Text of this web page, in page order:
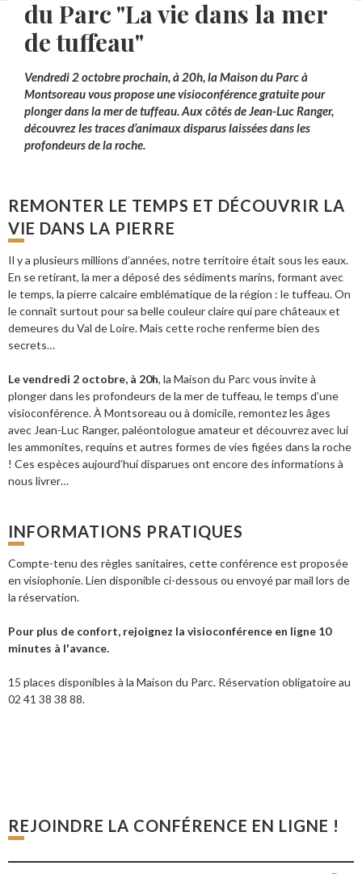
du Parc "La vie dans la mer
de tuffeau"
Vendredi 2 octobre prochain, à 20h, la Maison du Parc à
Montsoreau vous propose une visioconférence gratuite pour
plonger dans la mer de tuffeau. Aux côtés de Jean-Luc Ranger,
découvrez les traces d’animaux disparus laissées dans les
profondeurs de la roche.
REMONTER LE TEMPS ET DÉCOUVRIR LA
VIE DANS LA PIERRE
Il y a plusieurs millions d’années, notre territoire était sous les eaux.
En se retirant, la mer a déposé des sédiments marins, formant avec
le temps, la pierre calcaire emblématique de la région : le tuffeau. On
le connaît surtout pour sa belle couleur claire qui pare châteaux et
demeures du Val de Loire. Mais cette roche renferme bien des
secrets…
Le vendredi 2 octobre, à 20h, la Maison du Parc vous invite à
plonger dans les profondeurs de la mer de tuffeau, le temps d’une
visioconférence. À Montsoreau ou à domicile, remontez les âges
avec Jean-Luc Ranger, paléontologue amateur et découvrez avec lui
les ammonites, requins et autres formes de vies figées dans la roche
! Ces espèces aujourd’hui disparues ont encore des informations à
nous livrer…
INFORMATIONS PRATIQUES
Compte-tenu des règles sanitaires, cette conférence est proposée
en visiophonie. Lien disponible ci-dessous ou envoyé par mail lors de
la réservation.
Pour plus de confort, rejoignez la visioconférence en ligne 10
minutes à l'avance.
15 places disponibles à la Maison du Parc. Réservation obligatoire au
02 41 38 38 88.
REJOINDRE LA CONFÉRENCE EN LIGNE !